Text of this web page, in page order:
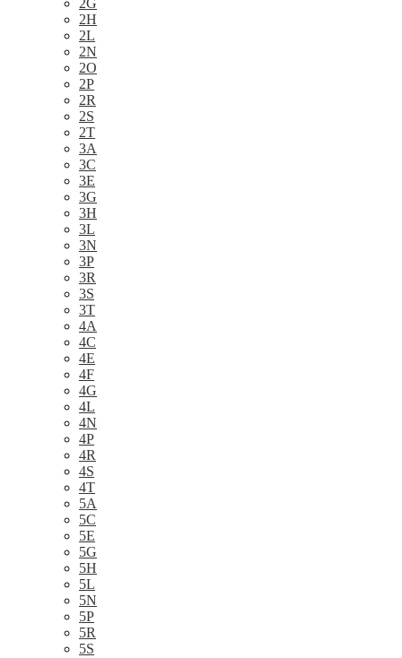
2G
2H
2L
2N
2O
2P
2R
2S
2T
3A
3C
3E
3G
3H
3L
3N
3P
3R
3S
3T
4A
4C
4E
4F
4G
4L
4N
4P
4R
4S
4T
5A
5C
5E
5G
5H
5L
5N
5P
5R
5S